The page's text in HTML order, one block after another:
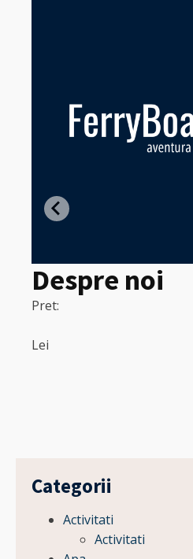
Despre noi
Pret:
Lei
Categorii
Activitati
Activitati